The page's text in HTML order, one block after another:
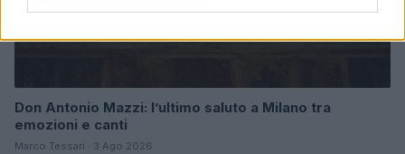
Don Antonio Mazzi: l’ultimo saluto a Milano tra
emozioni e canti
Marco Tessari · 3 Ago 2026